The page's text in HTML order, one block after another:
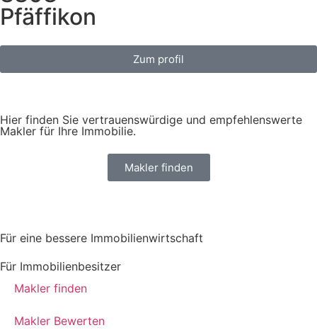
Pfäffikon
Zum profil
Hier finden Sie vertrauenswürdige und empfehlenswerte
Makler für Ihre Immobilie.
Makler finden
Für eine bessere Immobilienwirtschaft
Für Immobilienbesitzer
Makler finden
Makler Bewerten